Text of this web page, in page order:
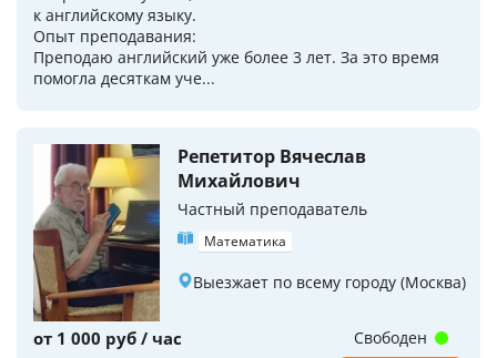
к английскому языку.
Опыт преподавания:
Преподаю английский уже более 3 лет. За это время
помогла десяткам уче...
Репетитор Вячеслав
Михайлович
Частный преподаватель
Математика
Выезжает по всему городу (Москва)
от 1 000 руб / час Свободен